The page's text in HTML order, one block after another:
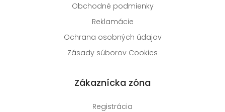
Obchodné podmienky
Reklamácie
Ochrana osobných údajov
Zásady súborov Cookies
Zákaznícka zóna
Registrácia